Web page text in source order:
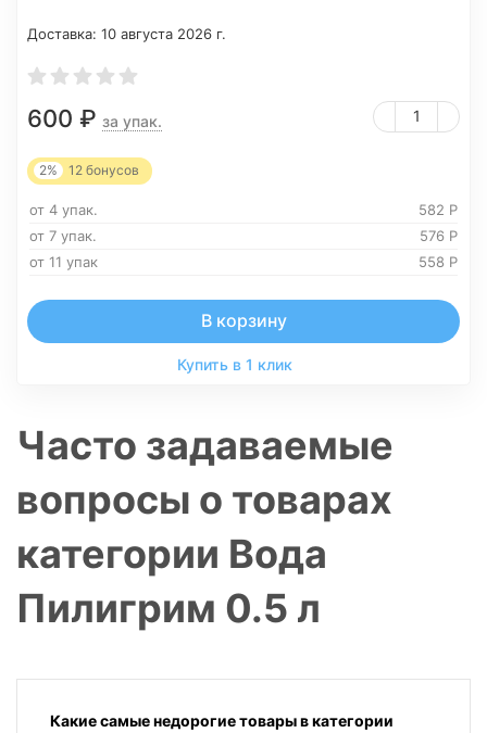
Доставка: 10 августа 2026 г.
600 ₽ за упак.
2% 12 бонусов
от 4 упак. 582 Р
от 7 упак.
576 Р
от 11 упак
558 Р
В корзину
Купить в 1 клик
Часто задаваемые
вопросы о товарах
категории Вода
Пилигрим 0.5 л
Какие самые недорогие товары в категории